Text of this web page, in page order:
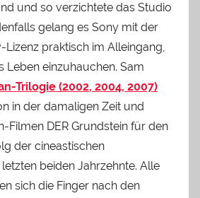
und so verzichtete das Studio
gelang es Sony mit der
praktisch im Alleingang,
Leben einzuhauchen. Sam
Trilogie (2002, 2004, 2007)
in der damaligen Zeit und
Filmen DER Grundstein für den
der cineastischen
beiden Jahrzehnte. Alle
sich die Finger nach den